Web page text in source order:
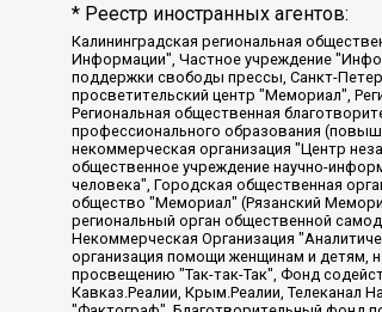
* Реестр иностранных агентов:
Калининградская региональная общественная организация "Экозащита!-Женсовет", Фонд содействия защите прав и свобод граждан "Общественный вердикт", Фонд "Институт Развития Свободы Информации", Частное учреждение "Информационное агентство МЕМО. РУ", Региональная общественная организация "Общественная комиссия по сохранению наследия академика Сахарова", Фонд поддержки свободы прессы, Санкт-Петербургская общественная правозащитная организация "Гражданский контроль", Межрегиональная общественная организация "Информационно-просветительский центр "Мемориал", Региональный Фонд "Центр Защиты Прав Средств Массовой Информации", с 05.12.2023 Фонд "Центр Защиты Прав Средств массовой информации", Региональная общественная благотворительная организация помощи беженцам и мигрантам "Гражданское содействие", Негосударственное образовательное учреждение дополнительного профессионального образования (повышение квалификации) специалистов "АКАДЕМИЯ ПО ПРАВАМ ЧЕЛОВЕКА", Свердловская региональная общественная организация "Сутяжник", Автономная некоммерческая организация "Центр независимых социологических исследований", Союз общественных объединений "Российский исследовательский центр по правам человека", Региональное общественное учреждение научно-информационный центр "МЕМОРИАЛ", Некоммерческая организация "Фонд защиты гласности", Автономная некоммерческая организация "Институт прав человека", Городская общественная организация "Екатеринбургское общество "МЕМОРИАЛ", Городская общественная организация "Рязанское историко-просветительское и правозащитное общество "Мемориал" (Рязанский Мемориал), Челябинский региональный орган общественной самодеятельности – женское общественное объединение "Женщины Евразии", Челябинский региональный орган общественной самодеятельности "Уральская правозащитная группа", Фонд содействия защите здоровья и социальной справедливости имени Андрея Рылькова, Автономная Некоммерческая Организация "Аналитический Центр Юрия Левады", Автономная некоммерческая организация социальной поддержки населения "Проект Апрель", Региональная